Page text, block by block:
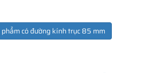
có đường kính trục 85 mm